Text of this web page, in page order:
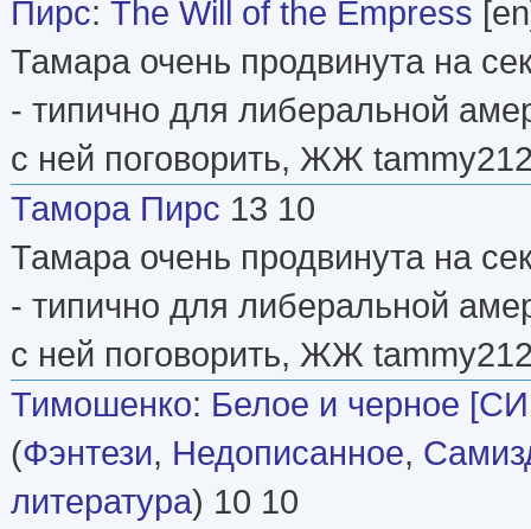
Пирс: The Will of the Empress
Тамара очень продвинута на
- типично для либеральной
с ней поговорить, ЖЖ
Тамора Пирс 13 10
Тамара очень продвинута на
- типично для либеральной
с ней поговорить, ЖЖ
Тимошенко: Белое и черное
(Фэнтези, Недописанное,
литература) 10 10